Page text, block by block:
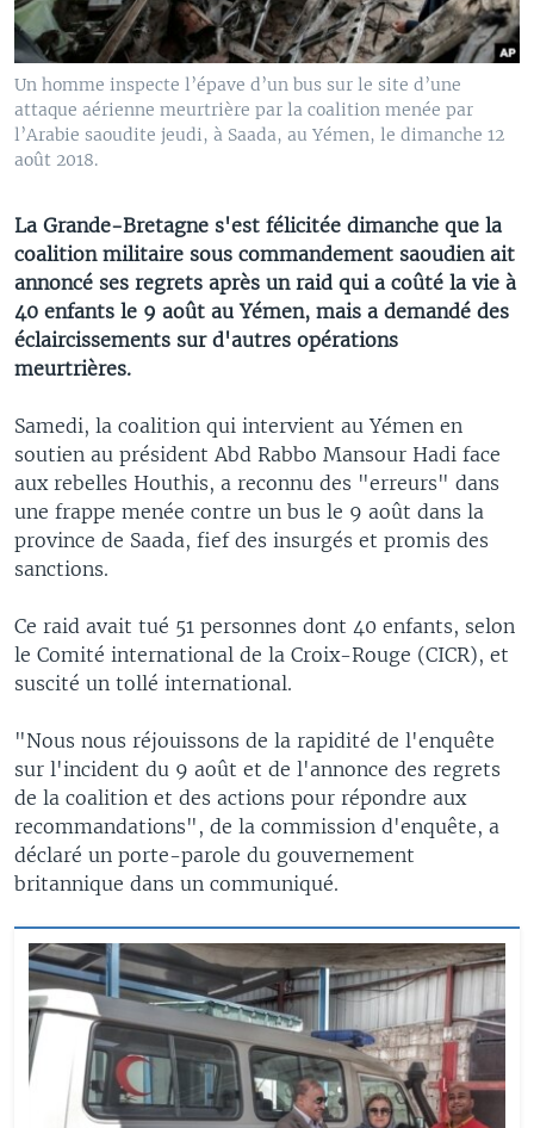
Un homme inspecte l’épave d’un bus sur le site d’une
attaque aérienne meurtrière par la coalition menée par
l’Arabie saoudite jeudi, à Saada, au Yémen, le dimanche 12
août 2018.
La Grande-Bretagne s'est félicitée dimanche que la
coalition militaire sous commandement saoudien ait
annoncé ses regrets après un raid qui a coûté la vie à
40 enfants le 9 août au Yémen, mais a demandé des
éclaircissements sur d'autres opérations
meurtrières.
Samedi, la coalition qui intervient au Yémen en
soutien au président Abd Rabbo Mansour Hadi face
aux rebelles Houthis, a reconnu des "erreurs" dans
une frappe menée contre un bus le 9 août dans la
province de Saada, fief des insurgés et promis des
sanctions.
Ce raid avait tué 51 personnes dont 40 enfants, selon
le Comité international de la Croix-Rouge (CICR), et
suscité un tollé international.
"Nous nous réjouissons de la rapidité de l'enquête
sur l'incident du 9 août et de l'annonce des regrets
de la coalition et des actions pour répondre aux
recommandations", de la commission d'enquête, a
déclaré un porte-parole du gouvernement
britannique dans un communiqué.